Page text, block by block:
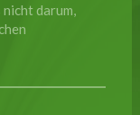
darum,